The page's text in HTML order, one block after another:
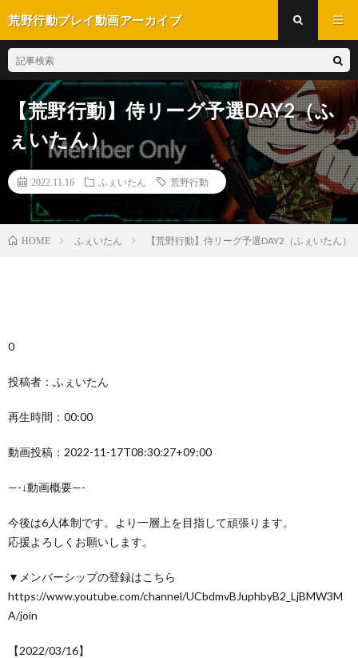
荒野行動プレイ動画アーカイブ
【荒野行動】侍リーグ予選DAY2（ふ
ぇいたん）
2022.11.16 ふぇいたん 荒野行動
HOME ふぇいたん 【荒野行動】侍リーグ予選DAY2（ふぇいたん）
0
投稿者：ふぇいたん
再生時間：00:00
動画投稿：2022-11-17T08:30:27+09:00
—-↓動画概要—-
今後は6人体制です。より一層上を目指して頑張ります。
応援よろしくお願いします。
▼メンバーシップの登録はこちら
https://www.youtube.com/channel/UCbdmvBJuphbyB2_LjBMW3M
A/join
【2022/03/16】